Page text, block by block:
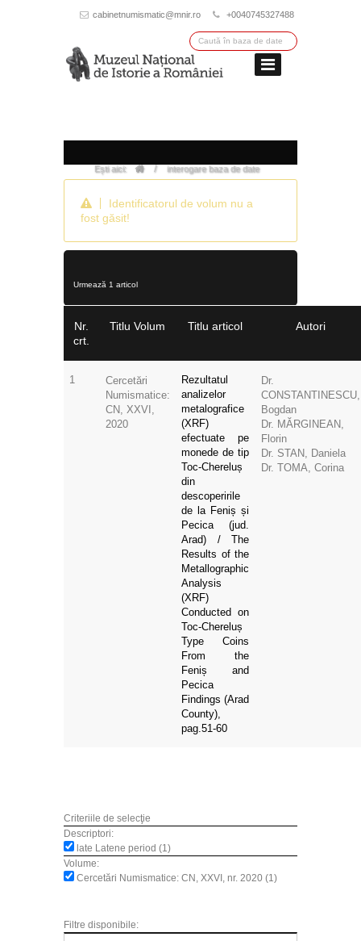
cabinetnumismatic@mnir.ro +0040745327488
Ești aici: / interogare baza de date
Identificatorul de volum nu a
fost găsit!
Urmează 1 articol
Nr.
crt.
Titlu Volum Titlu articol Autori
1
Cercetări
Numismatice:
CN, XXVI,
2020
Rezultatul
analizelor
metalografice
(XRF)
efectuate pe
monede de tip
Toc-Chereluș
din
descoperirile
de la Feniș și
Pecica (jud.
Arad) / The
Results of the
Metallographic
Analysis
(XRF)
Conducted on
Toc-Chereluș
Type Coins
From the
Feniș and
Pecica
Findings (Arad
County),
pag.51-60
Dr.
CONSTANTINESCU,
Bogdan
Dr. MĂRGINEAN,
Florin
Dr. STAN, Daniela
Dr. TOMA, Corina
Criteriile de selecţie
Descriptori:
late Latene period (1)
Volume:
Cercetări Numismatice: CN, XXVI, nr. 2020 (1)
Filtre disponibile: